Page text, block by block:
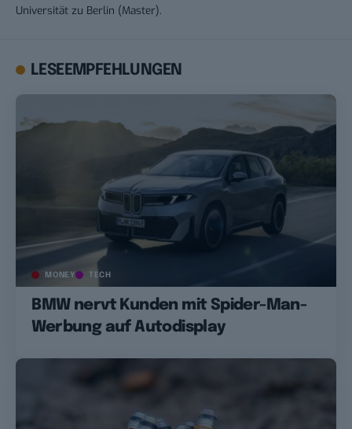
Universität zu Berlin (Master).
LESEEMPFEHLUNGEN
MONEY TECH
BMW nervt Kunden mit Spider-Man-
Werbung auf Autodisplay